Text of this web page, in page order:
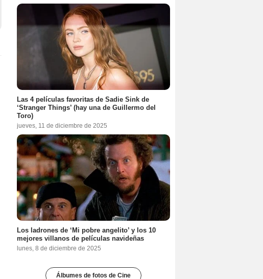
Las 4 películas favoritas de Sadie Sink de
‘Stranger Things’ (hay una de Guillermo del
Toro)
jueves, 11 de diciembre de 2025
Los ladrones de ‘Mi pobre angelito’ y los 10
mejores villanos de películas navideñas
lunes, 8 de diciembre de 2025
Álbumes de fotos de Cine